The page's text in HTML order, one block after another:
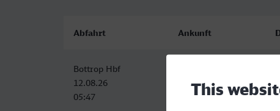
Abfahrt Ankunft
Bottrop Hbf
12.08.26
05:47
12.08.26
08:51